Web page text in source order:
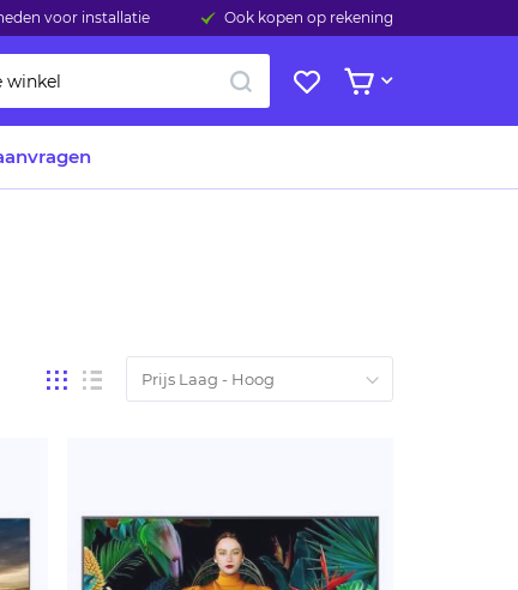
voor installatie Ook kopen op rekening
ZOEK
Mijn
verlanglijst
Bekijk
Tonen
Foto-
tabel
Lijst